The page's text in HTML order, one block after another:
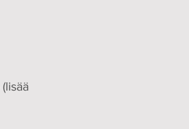
(lisää